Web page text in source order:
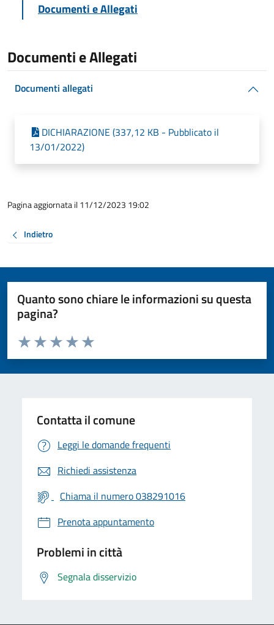
Documenti e Allegati
Documenti e Allegati
Documenti allegati
DICHIARAZIONE (337,12 KB - Pubblicato il
13/01/2022)
Pagina aggiornata il 11/12/2023 19:02
Indietro
Quanto sono chiare le informazioni su questa
pagina?
Valuta da 1 a 5 stelle la pagina
Valuta 5 stelle su 5
Valuta 4 stelle su 5
Valuta 3 stelle su 5
Valuta 2 stelle su 5
Valuta 1 stelle su 5
Contatta il comune
Leggi le domande frequenti
Richiedi assistenza
Chiama il numero 038291016
Prenota appuntamento
Problemi in città
Segnala disservizio